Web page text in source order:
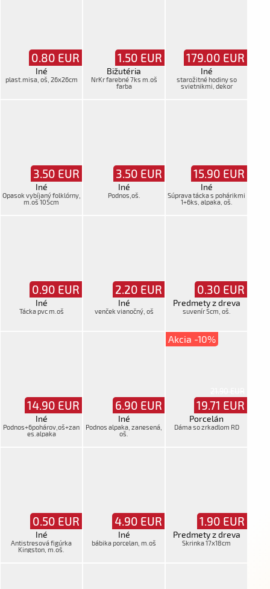
0.80 EUR
Iné
plast.misa, oš, 26x26cm
1.50 EUR
Bižutéria
NrKr farebné 7ks m.oš
farba
179.00 EUR
Iné
starožitné hodiny so
svietnikmi, dekor
3.50 EUR
Iné
Opasok vybíjaný folklórny,
m.oš 105cm
3.50 EUR
Iné
Podnos,oš.
15.90 EUR
Iné
Súprava tácka s pohárikmi
1+6ks, alpaka, oš.
0.90 EUR
Iné
Tácka pvc m.oš
2.20 EUR
Iné
venček vianočný, oš
0.30 EUR
Predmety z dreva
suvenír 5cm, oš.
14.90 EUR
Iné
Podnos+6pohárov,oš+zan
es.alpaka
6.90 EUR
Iné
Podnos alpaka, zanesená,
oš.
Akcia -10%
19.71 EUR
Porcelán
Dáma so zrkadlom RD
0.50 EUR
Iné
Antistresová figúrka
Kingston, m.oš.
4.90 EUR
Iné
bábika porcelan, m.oš
1.90 EUR
Predmety z dreva
Skrinka 17x18cm